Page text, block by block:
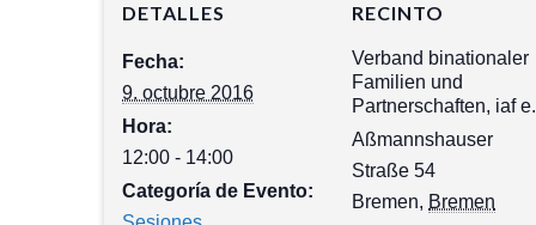
DETALLES
Fecha:
9. octubre 2016
Hora:
12:00 - 14:00
Categoría de Evento:
RECINTO
Verband binationaler
Familien und
Partnerschaften, iaf
Aßmannshauser
Straße 54
Bremen, Bremen